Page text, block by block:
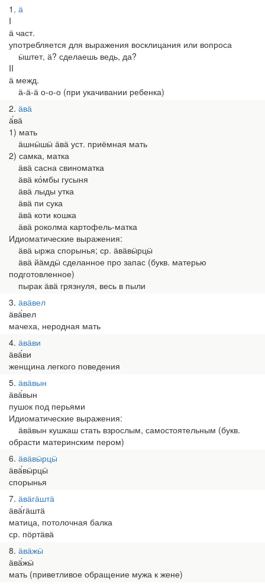
1 ӓ
I
ӓ част.
употребляется для выражения восклицания или вопроса
ӹштет, ӓ? сделаешь ведь, да?
II
ӓ межд.
ӓ-ӓ-ӓ о-о-о (при укачивании ребенка)
2 ӓвӓ
ӓ́вӓ
1) мать
ӓшнӹшӹ ӓвӓ уст. приёмная мать
2) самка, матка
ӓвӓ сасна свиноматка
ӓвӓ ко́мбы гусыня
ӓвӓ лыды утка
ӓвӓ пи сука
ӓвӓ коти кошка
ӓвӓ роколма картофель-матка
Идиоматические выражения:
ӓвӓ ыржа спорынья; ср. ӓвӓвӹрцӹ
ӓвӓ йӓмдӹ сделанное про запас (букв. матерью
подготовленное)
пырак ӓвӓ грязнуля, весь в пыли
3 ӓвӓвел
ӓвӓ́вел
мачеха, неродная мать
4 ӓвӓви
ӓвӓ́ви
женщина легкого поведения
5 ӓвӓвын
ӓвӓ́вын
пушок под перьями
Идиоматические выражения:
ӓвӓвын кушкаш стать взрослым, самостоятельным (букв.
обрасти материнским пером)
6 ӓвӓвӹрцӹ
ӓвӓ́вӹрцӹ
спорынья
7 ӓвӓгӓштӓ
ӓвӓ́гӓштӓ
матица, потолочная балка
ср. пӧртӓвӓ
8 ӓвӓжӹ
ӓвӓ́жӹ
мать (приветливое обращение мужа к жене)